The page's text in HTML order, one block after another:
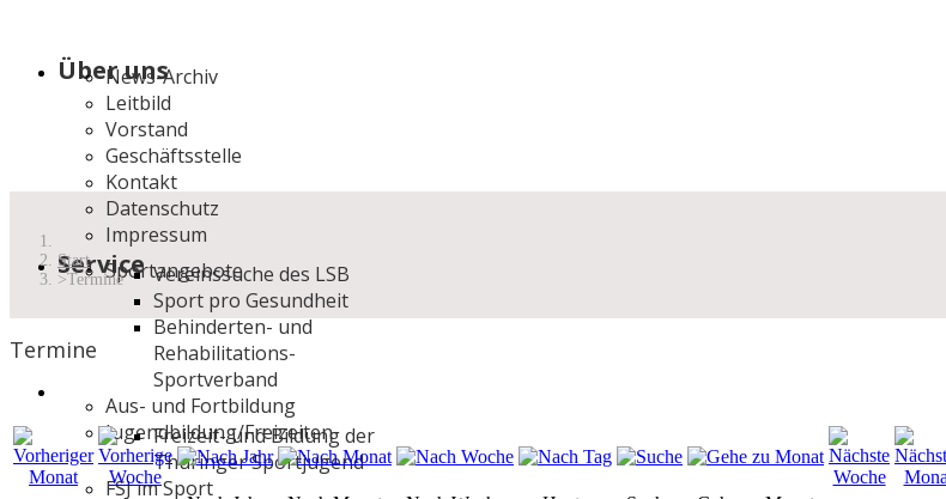
Über uns
News-Archiv
Leitbild
Vorstand
Geschäftsstelle
Kontakt
Datenschutz
Impressum
ServiceSportangebote
Vereinssuche des LSB
Sport pro Gesundheit
Behinderten- und
Rehabilitations-
Sportverband
Aus- und Fortbildung
Jugendbildung/Freizeiten
Freizeit- und Bildung der
Thüringer Sportjugend
FSJ im Sport
Start
Termine
Termine